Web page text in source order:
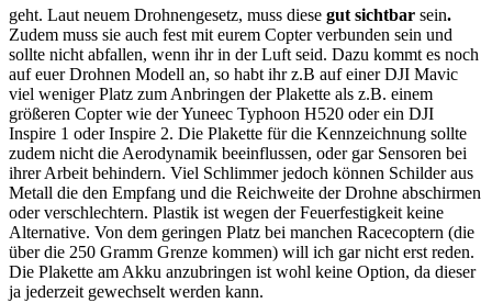
geht. Laut neuem Drohnengesetz, muss diese gut sichtbar sein.
Zudem muss sie auch fest mit eurem Copter verbunden sein und
sollte nicht abfallen, wenn ihr in der Luft seid. Dazu kommt es noch
auf euer Drohnen Modell an, so habt ihr z.B auf einer DJI Mavic
viel weniger Platz zum Anbringen der Plakette als z.B. einem
größeren Copter wie derYuneec Typhoon H520 oder ein DJI
Inspire 1 oder Inspire 2. Die Plakette für die Kennzeichnung sollte
zudem nicht die Aerodynamik beeinflussen, oder gar Sensoren bei
ihrer Arbeit behindern. Viel Schlimmer jedoch können Schilder aus
Metall die den Empfang und die Reichweite der Drohne abschirmen
oder verschlechtern. Plastik ist wegen der Feuerfestigkeit keine
Alternative. Von dem geringen Platz bei manchen Racecoptern (die
über die 250 Gramm Grenze kommen) will ich gar nicht erst reden.
Die Plakette am Akku anzubringen ist wohl keine Option, da dieser
ja jederzeit gewechselt werden kann.